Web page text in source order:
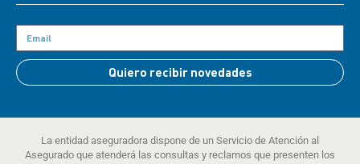
Quiero recibir novedades
La entidad aseguradora dispone de un Servicio de Atención al
Asegurado que atenderá las consultas y reclamos que presenten los